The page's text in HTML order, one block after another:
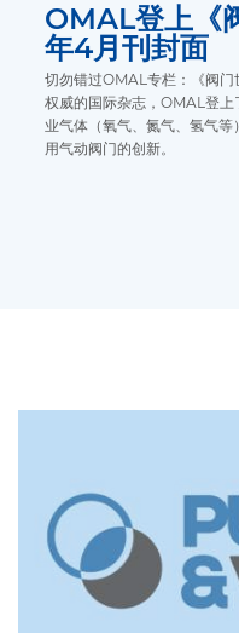
OMAL登上《
年4月刊封面
切勿错过OMAL专栏：《阀门
权威的国际杂志，OMAL登
业气体（氧气、氮气、氢气
用气动阀门的创新。